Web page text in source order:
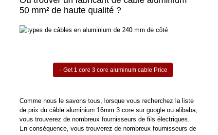
50 mm² de haute qualité ?
Get 1 core 3 core aluminum cable Price
Comme nous le savons tous, lorsque vous recherchez la liste
de prix du câble aluminium 16mm 3 core sur google ou alibaba,
vous trouverez de nombreux fournisseurs de fils électriques.
En conséquence, vous trouverez de nombreux fournisseurs de